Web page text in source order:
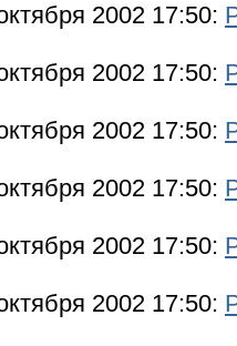
2002 17:50:
2002 17:50:
2002 17:50:
2002 17:50:
2002 17:50:
2002 17:50: